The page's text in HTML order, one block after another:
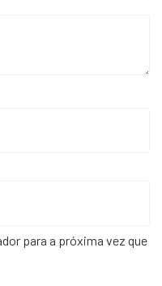
para a próxima vez que